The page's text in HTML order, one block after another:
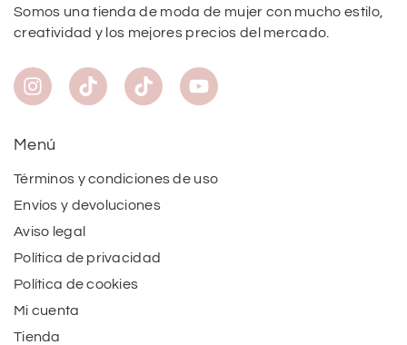
Somos una tienda de moda de mujer con mucho estilo,
creatividad y los mejores precios del mercado.
Menú
Términos y condiciones de uso
Envíos y devoluciones
Aviso legal
Política de privacidad
Política de cookies
Mi cuenta
Tienda